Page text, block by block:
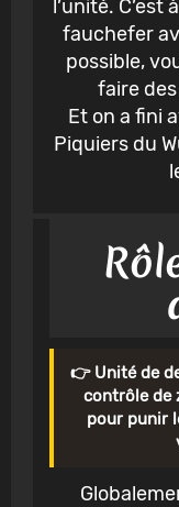
l’unité.
fauchefer
possible,
faire
Et on a fini
Piquiers du
👉 Unité de
contrôle de
pour punir